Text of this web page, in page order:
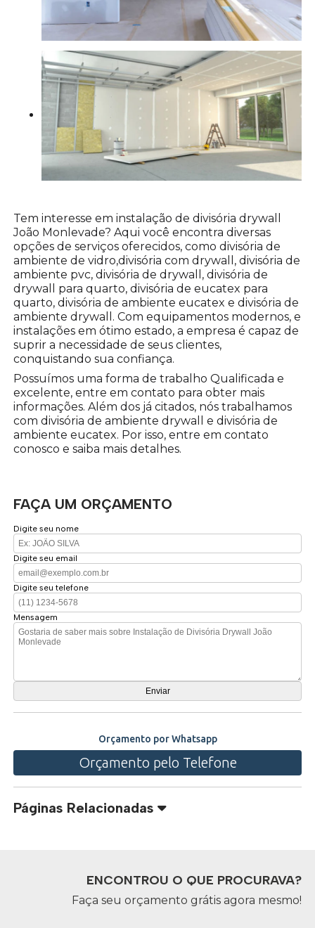
Tem interesse em instalação de divisória drywall
João Monlevade? Aqui você encontra diversas
opções de serviços oferecidos, como divisória de
ambiente de vidro,divisória com drywall, divisória de
ambiente pvc, divisória de drywall, divisória de
drywall para quarto, divisória de eucatex para
quarto, divisória de ambiente eucatex e divisória de
ambiente drywall. Com equipamentos modernos, e
instalações em ótimo estado, a empresa é capaz de
suprir a necessidade de seus clientes,
conquistando sua confiança.
Possuímos uma forma de trabalho Qualificada e
excelente, entre em contato para obter mais
informações. Além dos já citados, nós trabalhamos
com divisória de ambiente drywall e divisória de
ambiente eucatex. Por isso, entre em contato
conosco e saiba mais detalhes.
FAÇA UM ORÇAMENTO
Digite seu nome
Digite seu email
Digite seu telefone
Mensagem
Orçamento por Whatsapp
Orçamento pelo Telefone
Páginas Relacionadas
ENCONTROU O QUE PROCURAVA?
Faça seu orçamento grátis agora mesmo!